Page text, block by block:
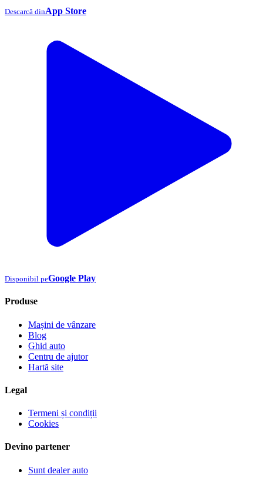
Descarcă dinApp Store
Disponibil peGoogle Play
Produse
Mașini de vânzare
Blog
Ghid auto
Centru de ajutor
Hartă site
Legal
Termeni și condiții
Cookies
Devino partener
Sunt dealer auto